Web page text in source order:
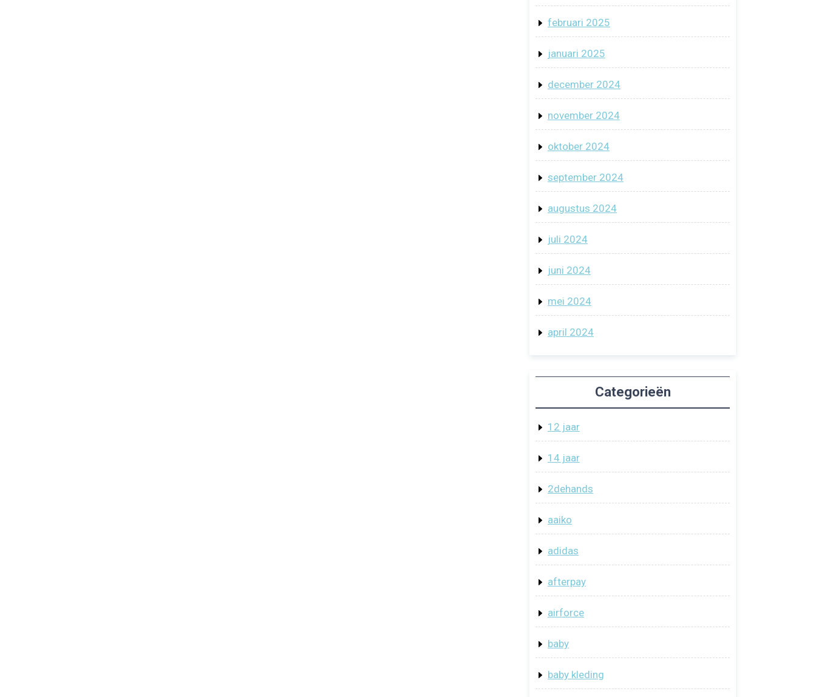
februari 2025
januari 2025
december 2024
november 2024
oktober 2024
september 2024
augustus 2024
juli 2024
juni 2024
mei 2024
april 2024
Categorieën
12 jaar
14 jaar
2dehands
aaiko
adidas
afterpay
airforce
baby
baby kleding